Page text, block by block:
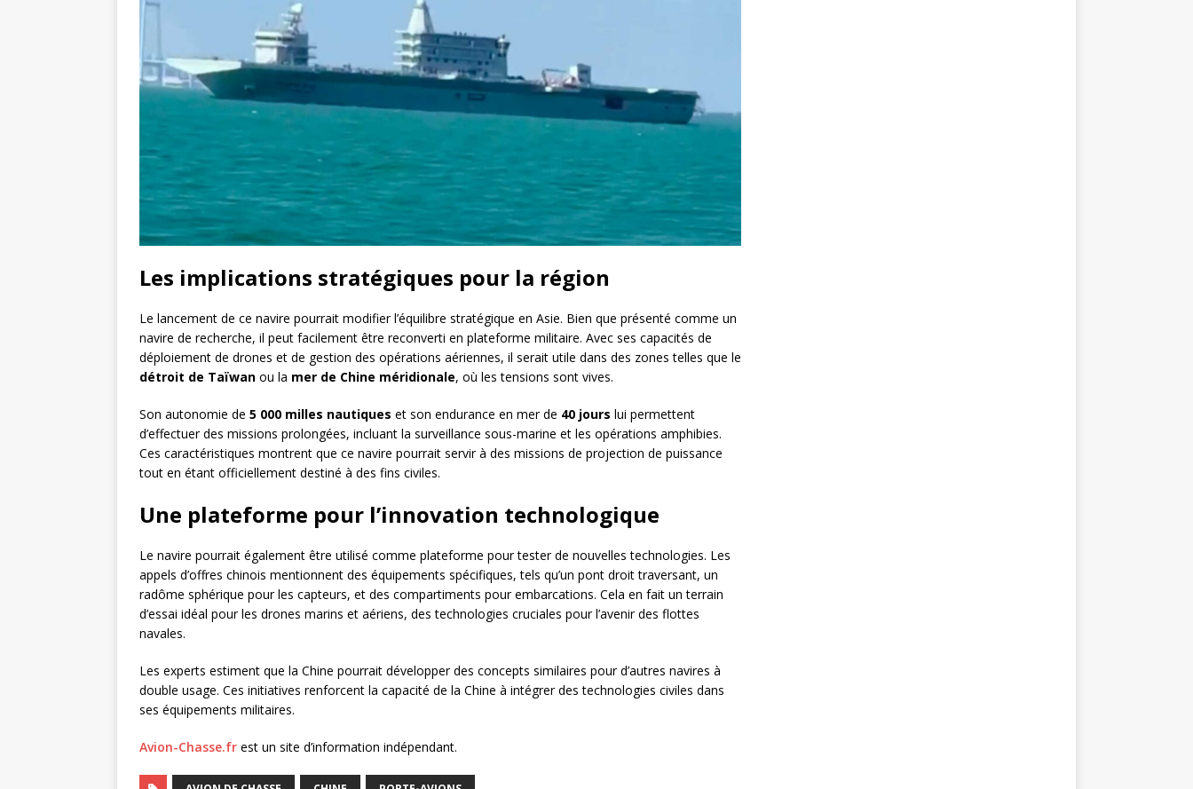
Les implications stratégiques pour la région
Le lancement de ce navire pourrait modifier l’équilibre stratégique en Asie. Bien que présenté comme un
navire de recherche, il peut facilement être reconverti en plateforme militaire. Avec ses capacités de
déploiement de drones et de gestion des opérations aériennes, il serait utile dans des zones telles que le
détroit de Taïwan ou la mer de Chine méridionale, où les tensions sont vives.
Son autonomie de 5 000 milles nautiques et son endurance en mer de 40 jours lui permettent
d’effectuer des missions prolongées, incluant la surveillance sous-marine et les opérations amphibies.
Ces caractéristiques montrent que ce navire pourrait servir à des missions de projection de puissance
tout en étant officiellement destiné à des fins civiles.
Une plateforme pour l’innovation technologique
Le navire pourrait également être utilisé comme plateforme pour tester de nouvelles technologies. Les
appels d’offres chinois mentionnent des équipements spécifiques, tels qu’un pont droit traversant, un
radôme sphérique pour les capteurs, et des compartiments pour embarcations. Cela en fait un terrain
d’essai idéal pour les drones marins et aériens, des technologies cruciales pour l’avenir des flottes
navales.
Les experts estiment que la Chine pourrait développer des concepts similaires pour d’autres navires à
double usage. Ces initiatives renforcent la capacité de la Chine à intégrer des technologies civiles dans
ses équipements militaires.
Avion-Chasse.fr est un site d’information indépendant.